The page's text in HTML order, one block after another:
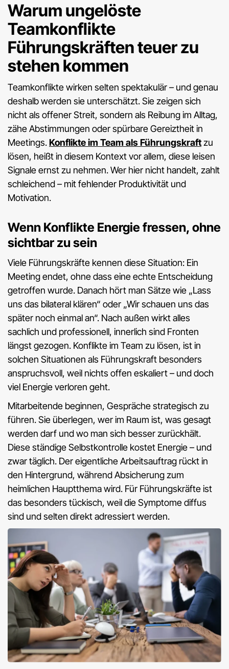
Warum ungelöste
Teamkonflikte
Führungskräften teuer zu
stehen kommen
Teamkonflikte wirken selten spektakulär – und genau
deshalb werden sie unterschätzt. Sie zeigen sich
nicht als offener Streit, sondern als Reibung im Alltag,
zähe Abstimmungen oder spürbare Gereiztheit in
Meetings.Konflikte im Team als Führungskraftzu
lösen, heißt in diesem Kontext vor allem, diese leisen
Signale ernst zu nehmen. Wer hier nicht handelt, zahlt
schleichend – mit fehlender Produktivität und
Motivation.
Wenn Konflikte Energie fressen, ohne
sichtbar zu sein
Viele Führungskräfte kennen diese Situation: Ein
Meeting endet, ohne dass eine echte Entscheidung
getroffen wurde. Danach hört man Sätze wie „Lass
uns das bilateral klären“ oder „Wir schauen uns das
später noch einmal an“. Nach außen wirkt alles
sachlich und professionell, innerlich sind Fronten
längst gezogen. Konflikte im Team zu lösen, ist in
solchen Situationen als Führungskraft besonders
anspruchsvoll, weil nichts offen eskaliert – und doch
viel Energie verloren geht.
Mitarbeitende beginnen, Gespräche strategisch zu
führen. Sie überlegen, wer im Raum ist, was gesagt
werden darf und wo man sich besser zurückhält.
Diese ständige Selbstkontrolle kostet Energie – und
zwar täglich. Der eigentliche Arbeitsauftrag rückt in
den Hintergrund, während Absicherung zum
heimlichen Hauptthema wird. Für Führungskräfte ist
das besonders tückisch, weil die Symptome diffus
sind und selten direkt adressiert werden.